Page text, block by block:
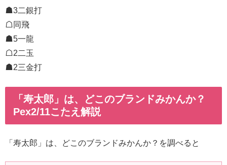
☗3二銀打
☖同飛
☗5一龍
☖2二玉
☗2三金打
「寿太郎」は、どこのブランドみかんか？
Pex2/11こたえ解説
「寿太郎」は、どこのブランドみかんか？を調べると